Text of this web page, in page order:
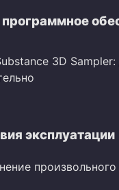
3D Sampler:
эксплуатации